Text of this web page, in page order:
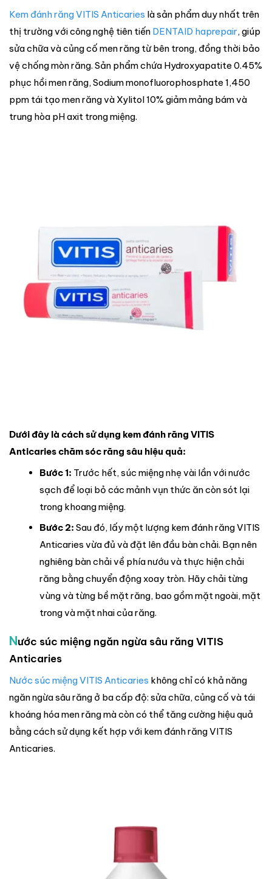
Kem đánh răng VITIS Anticaries là sản phẩm duy nhất trên
thị trường với công nghệ tiên tiến DENTAID haprepair, giúp
sửa chữa và củng cố men răng từ bên trong, đồng thời bảo
vệ chống mòn răng. Sản phẩm chứa Hydroxyapatite 0.45%
phục hồi men răng, Sodium monofluorophosphate 1,450
ppm tái tạo men răng và Xylitol 10% giảm mảng bám và
trung hòa pH axit trong miệng.
Dưới đây là cách sử dụng kem đánh răng VITIS
Anticaries chăm sóc răng sâu hiệu quả:
Bước 1: Trước hết, súc miệng nhẹ vài lần với nước
sạch để loại bỏ các mảnh vụn thức ăn còn sót lại
trong khoang miệng.
Bước 2: Sau đó, lấy một lượng kem đánh răng VITIS
Anticaries vừa đủ và đặt lên đầu bàn chải. Bạn nên
nghiêng bàn chải về phía nướu và thực hiện chải
răng bằng chuyển động xoay tròn. Hãy chải từng
vùng và từng bề mặt răng, bao gồm mặt ngoài, mặt
trong và mặt nhai của răng.
Nước súc miệng ngăn ngừa sâu răng VITIS
Anticaries
Nước súc miệng VITIS Anticaries không chỉ có khả năng
ngăn ngừa sâu răng ở ba cấp độ: sửa chữa, củng cố và tái
khoáng hóa men răng mà còn có thể tăng cường hiệu quả
bằng cách sử dụng kết hợp với kem đánh răng VITIS
Anticaries.